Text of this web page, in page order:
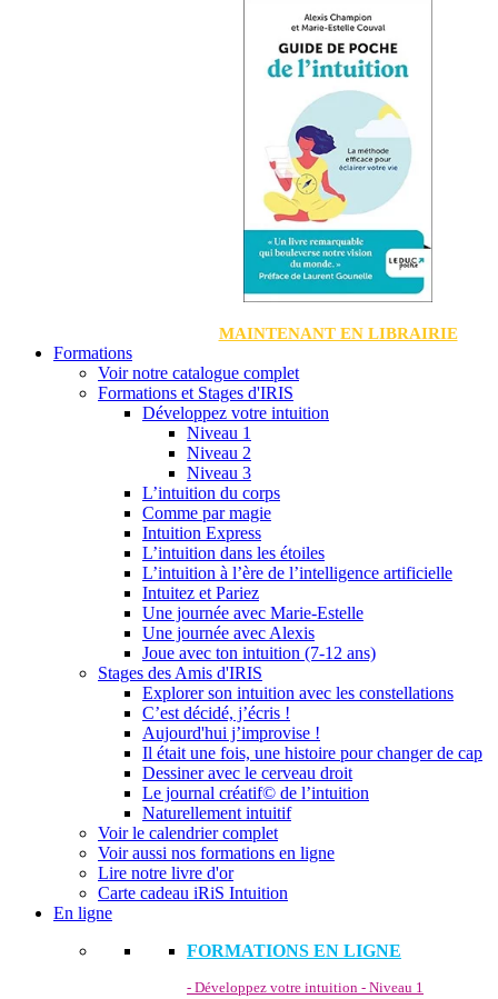
MAINTENANT EN LIBRAIRIE
Formations
Voir notre catalogue complet
Formations et Stages d'IRIS
Développez votre intuition
Niveau 1
Niveau 2
Niveau 3
L’intuition du corps
Comme par magie
Intuition Express
L’intuition dans les étoiles
L’intuition à l’ère de l’intelligence artificielle
Intuitez et Pariez
Une journée avec Marie-Estelle
Une journée avec Alexis
Joue avec ton intuition (7-12 ans)
Stages des Amis d'IRIS
Explorer son intuition avec les constellations
C’est décidé, j’écris !
Aujourd'hui j’improvise !
Il était une fois, une histoire pour changer de cap
Dessiner avec le cerveau droit
Le journal créatif© de l’intuition
Naturellement intuitif
Voir le calendrier complet
Voir aussi nos formations en ligne
Lire notre livre d'or
Carte cadeau iRiS Intuition
En ligne
FORMATIONS EN LIGNE
- Développez votre intuition - Niveau 1